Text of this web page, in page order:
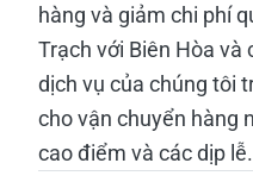
hàng và giảm chi phí
Trạch với Biên Hòa và
dịch vụ của chúng tôi
cho vận chuyển hàng
cao điểm và các dịp